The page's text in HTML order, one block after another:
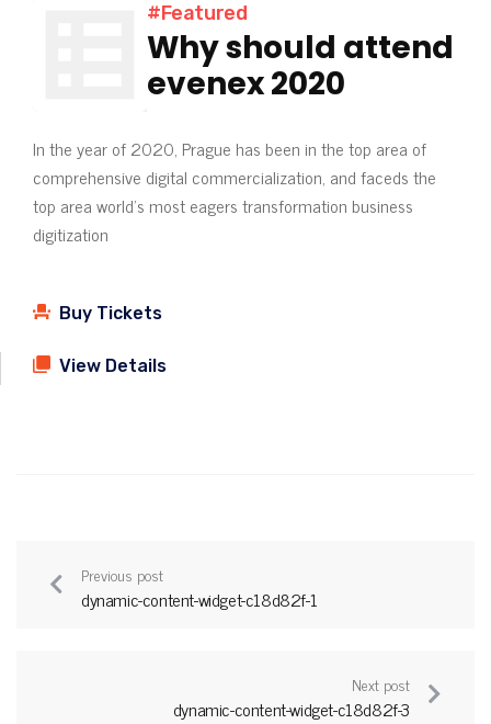
#Featured
Why should attend
evenex 2020
In the year of 2020, Prague has been in the top area of
comprehensive digital commercialization, and faceds the
top area world’s most eagers transformation business
digitization
Buy Tickets
View Details
Previous post
dynamic-content-widget-c18d82f-1
Next post
dynamic-content-widget-c18d82f-3